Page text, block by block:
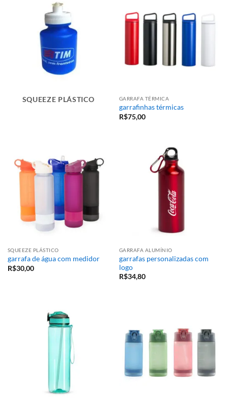
SQUEEZE PLÁSTICO GARRAFA TÉRMICA
garrafinhas térmicas
R$75,00
SQUEEZE PLÁSTICO
garrafa de água com medidor
R$30,00
GARRAFA ALUMÍNIO
garrafas personalizadas com
logo
R$34,80